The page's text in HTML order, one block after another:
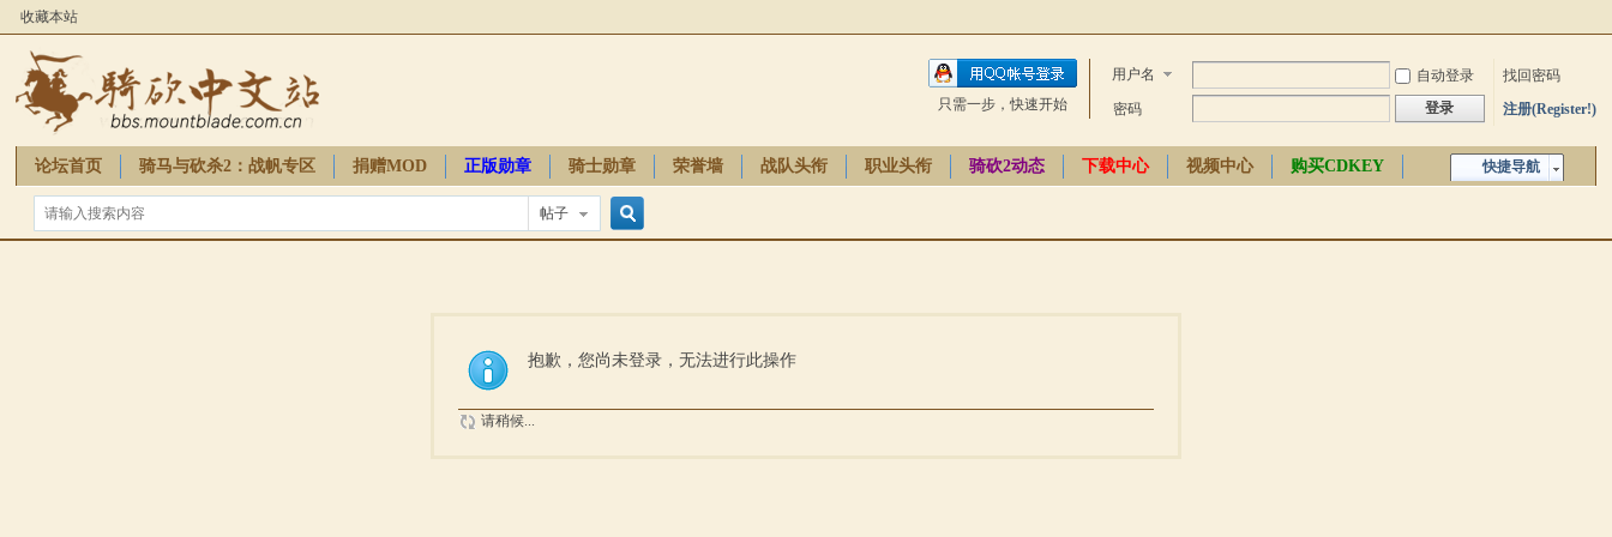
收藏本站
用户名 自动登录
找回密码
密码
登录 注册(Register!)
只需一步，快速开始
快捷导航
论坛首页 骑马与砍杀2：战帆专区 捐赠MOD 正版勋章 骑士勋章 荣誉墙 战队头衔 职业头衔 骑砍2动态 下载中心 视频中心
购买CDKEY
骑砍周边
帖子
索
抱歉，您尚未登录，无法进行此操作
请稍候...